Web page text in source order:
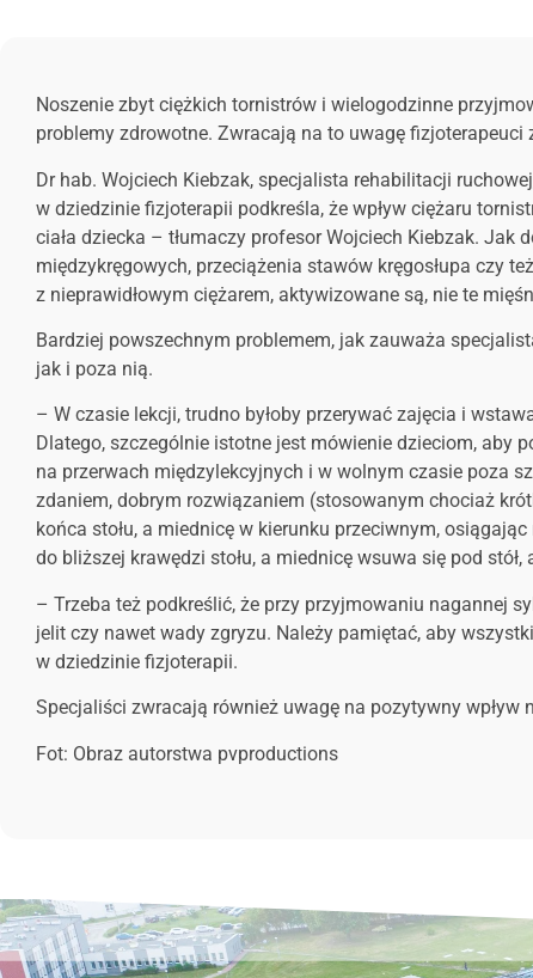
Noszenie zbyt ciężkich tornistrów i wielogodzinne
problemy zdrowotne. Zwracają na to uwagę
Dr hab. Wojciech Kiebzak, specjalista rehabilitacji
w dziedzinie fizjoterapii podkreśla, że wpływ ciężaru
ciała dziecka – tłumaczy profesor Wojciech Kiebzak. Jak
międzykręgowych, przeciążenia stawów kręgosłupa czy
z nieprawidłowym ciężarem, aktywizowane są, nie te
Bardziej powszechnym problemem, jak zauważa
jak i poza nią.
– W czasie lekcji, trudno byłoby przerywać zajęcia i
Dlatego, szczególnie istotne jest mówienie dzieciom, aby
na przerwach międzylekcyjnych i w wolnym czasie poza
zdaniem, dobrym rozwiązaniem (stosowanym chociaż
końca stołu, a miednicę w kierunku przeciwnym,
do bliższej krawędzi stołu, a miednicę wsuwa się pod
– Trzeba też podkreślić, że przy przyjmowaniu nagannej
jelit czy nawet wady zgryzu. Należy pamiętać, aby
w dziedzinie fizjoterapii.
Specjaliści zwracają również uwagę na pozytywny
Fot: Obraz autorstwa pvproductions